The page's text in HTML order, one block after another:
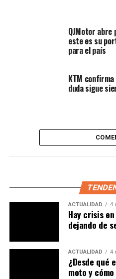
Latinoamerica. ¿Qué país
de homologación para el
comandado por Carl
unidades en el Reino Unido,
El ejemplar que se oferta es
colección”: ha permanecido
de entrega (delivery miles),
bien como pieza de
Especificaciones
destacadas
QJMotor abre
este es su
para el país
KTM
duda sigue
ACTUALIDAD 4
Hay crisis
dejando de
ACTUALIDAD 4
¿Desde qué
moto y